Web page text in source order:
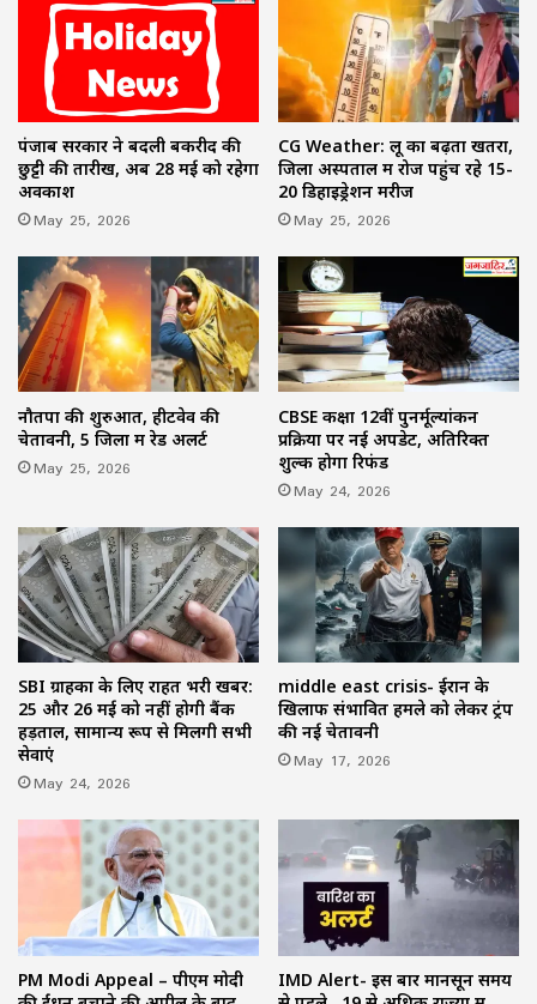
पंजाब सरकार ने बदली बकरीद की
छुट्टी की तारीख, अब 28 मई को रहेगा
अवकाश
May 25, 2026
CG Weather: लू का बढ़ता खतरा,
जिला अस्पताल में रोज पहुंच रहे 15-
20 डिहाइड्रेशन मरीज
May 25, 2026
नौतपा की शुरुआत, हीटवेव की
चेतावनी, 5 जिलों में रेड अलर्ट
May 25, 2026
CBSE कक्षा 12वीं पुनर्मूल्यांकन
प्रक्रिया पर नई अपडेट, अतिरिक्त
शुल्क होगा रिफंड
May 24, 2026
SBI ग्राहकों के लिए राहत भरी खबर:
25 और 26 मई को नहीं होगी बैंक
हड़ताल, सामान्य रूप से मिलेंगी सभी
सेवाएं
May 24, 2026
middle east crisis- ईरान के
खिलाफ संभावित हमले को लेकर ट्रंप
की नई चेतावनी
May 17, 2026
PM Modi Appeal – पीएम मोदी
IMD Alert- इस बार मानसून समय